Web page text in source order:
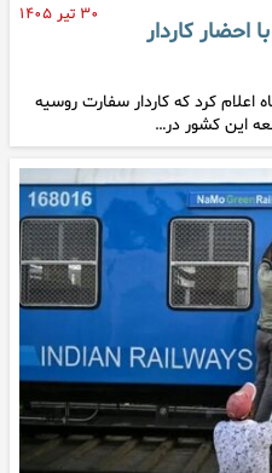
۳۰ تیر ۱۴۰۵
کاردار
اعلام کرد که کاردار سفارت روسیه
این کشور در…